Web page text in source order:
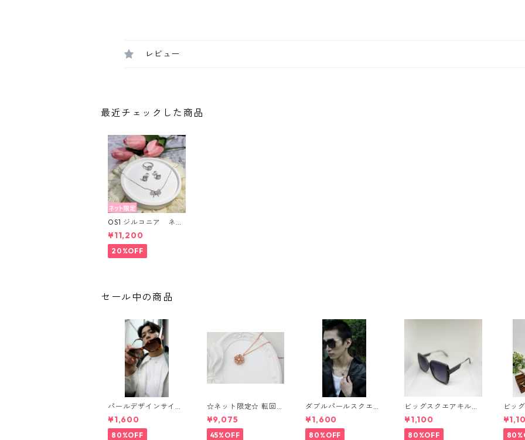
レビュー
最近チェックした商品
OS1 ジルコニア ネッ
ト限定セット ローズ
ピンク
¥11,200
20%OFF
セール中の商品
パールデザインサイド
フレームサングラス
（Brown）** SinSin*
¥1,600
80%OFF
☆ネット限定☆ 転回出
来る花 ネックレス⁺
ブレスレット OS7
¥9,075
45%OFF
ダブルパールスクエア
シェイプサングラス(D
ark brown) ** SinSin
*
¥1,600
80%OFF
ビッグスクエアキルテ
ィングサングラス** Si
nSin*
¥1,100
80%OFF
ビッ
ラス
Sin*